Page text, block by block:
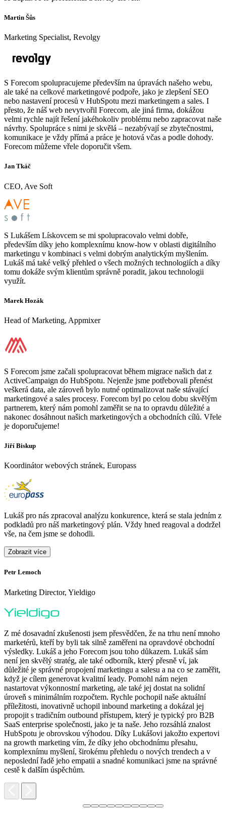
Martin Šůs
Marketing Specialist, Revolgy
S Forecom spolupracujeme především na úpravách našeho webu,
ale také na celkové marketingové podpoře, jako je zlepšení SEO
nebo nastavení procesů v HubSpotu mezi marketingem a sales. I
přesto, že náš web nevytvořil Forecom, ale jiná firma, dokážou
velmi rychle najít řešení jakéhokoliv problému nebo zapracovat naše
návrhy. Spolupráce s nimi je skvělá – nezabývají se zbytečnostmi,
komunikace je vždy přímá a práce je hotová včas a podle dohody.
Forecom můžeme vřele doporučit všem.
Jan Tkáč
CEO, Ave Soft
S Lukášem Lískovcem se mi spolupracovalo velmi dobře,
především díky jeho komplexnímu know-how v oblasti digitálního
marketingu v kombinaci s velmi dobrým analytickým myšlením.
Lukáš má také velký přehled o všech možných technologiích a díky
tomu dokáže svým klientům správně poradit, jakou technologii
využít.
Marek Hozák
Head of Marketing, Appmixer
S Forecom jsme začali spolupracovat během migrace našich dat z
ActiveCampaign do HubSpotu. Nejenže jsme potřebovali přenést
veškerá data, ale zároveň bylo nutné optimalizovat naše stávající
marketingové a sales procesy. Forecom byl po celou dobu skvělým
partnerem, který nám pomohl zaměřit se na to opravdu důležité a
nakonec dosáhnout našich marketingových a obchodních cílů. Vřele
je doporučujeme!
Jiří Biskup
Koordinátor webových stránek, Europass
Lukáš pro nás zpracoval analýzu konkurence, která se stala jedním z
podkladů pro náš marketingový plán. Vždy hned reagoval a dodržel
vše, na čem jsme se dohodli.
Zobrazit více
Petr Lemoch
Marketing Director, Yieldigo
Z mé dosavadní zkušenosti jsem přesvědčen, že na trhu není mnoho
marketérů, kteří by byli tak silně zaměřeni na opravdové obchodní
výsledky. Lukáš a jeho Forecom jsou toho důkazem. Lukáš sám
není jen skvělý stratég, ale také odborník, který přesně ví, jak
důležité je správné propojení marketingu a salesu a na co se zaměřit,
když je cílem generovat kvalitní leady. Pomohl nám nejen
nastartovat výkonnostní marketing, ale také jej dostat na solidní
úroveň s minimálním rozpočtem. Rychle pochopil naše aktuální
příležitosti, inovativně uchopil inbound marketing a dokázal jej
propojit s tradičním outbound přístupem, který je typický pro B2B
SaaS enterprise společnosti, jako je ta naše. Jeho rozsáhlá znalost
HubSpotu je obrovskou výhodou. Díky Lukášovi jakožto expertovi
na growth marketing vím, že díky jeho obchodnímu přesahu,
komplexnímu myšlení, širokému přehledu o nových trendech a v
neposlední řadě jeho empatii a snadné komunikaci jsme na správné
cestě k dalším úspěchům.